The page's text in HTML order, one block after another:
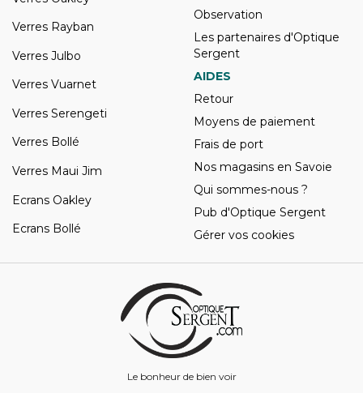
Le bonheur de bien voir
Verres Rayban
Verres Julbo
Verres Vuarnet
Verres Serengeti
Verres Bollé
Verres Maui Jim
Ecrans Oakley
Ecrans Bollé
Observation
Les partenaires d'Optique
Sergent
AIDES
Retour
Moyens de paiement
Frais de port
Nos magasins en Savoie
Qui sommes-nous ?
Pub d'Optique Sergent
Gérer vos cookies